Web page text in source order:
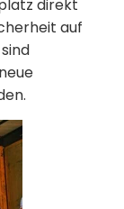
direkt
auf